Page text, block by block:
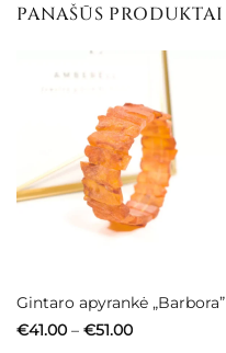
PANAŠŪS PRODUKTAI
Gintaro apyrankė „Barbora”
€41.00 – €51.00Price